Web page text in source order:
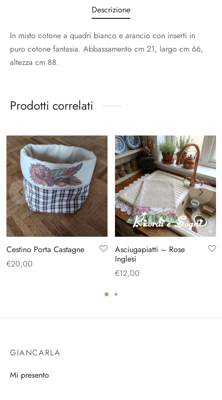
Descrizione
In misto cotone a quadri bianco e arancio con inserti in
puro cotone fantasia. Abbassamento cm 21, largo cm 66,
altezza cm 88.
Prodotti correlati
Cestino Porta Castagne
€20,00
Asciugapiatti – Rose
Inglesi
€12,00
GIANCARLA
Mi presento